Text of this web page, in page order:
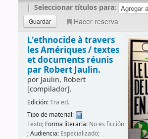
| Seleccionar títulos para:
Hacer reserva
L'ethnocide à travers
les Amériques /textes
et documents réunis
par Robert Jaulin.
por Jaulin, Robert
[compilador].
Edición: 1ra ed.
Tipo de material:
Texto; Forma literaria: No es ficción
; Audiencia: Especializado;